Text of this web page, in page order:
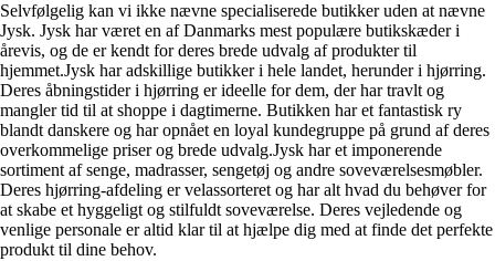
Selvfølgelig kan vi ikke nævne specialiserede butikker uden at nævne
Jysk. Jysk har været en af Danmarks mest populære butikskæder i
årevis, og de er kendt for deres brede udvalg af produkter til
hjemmet.Jysk har adskillige butikker i hele landet, herunder i hjørring.
Deres åbningstider i hjørring er ideelle for dem, der har travlt og
mangler tid til at shoppe i dagtimerne. Butikken har et fantastisk ry
blandt danskere og har opnået en loyal kundegruppe på grund af deres
overkommelige priser og brede udvalg.Jysk har et imponerende
sortiment af senge, madrasser, sengetøj og andre soveværelsesmøbler.
Deres hjørring-afdeling er velassorteret og har alt hvad du behøver for
at skabe et hyggeligt og stilfuldt soveværelse. Deres vejledende og
venlige personale er altid klar til at hjælpe dig med at finde det perfekte
produkt til dine behov.